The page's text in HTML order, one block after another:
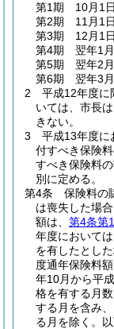
第1期 10月1
第2期 11月1
第3期 12月1
第4期 翌年1月
第5期 翌年2月
第6期 翌年3月
2
平成12年度に
いては、市長
きない。
3
平成13年度に
付すべき保険
すべき保険料
別に定める。
第4条
保険料の
は喪失した場
額は、 第4条第
年度において
を有したとし
度通年保険料
年10月から平
格を有する月数
する月を含み
る月を除く。